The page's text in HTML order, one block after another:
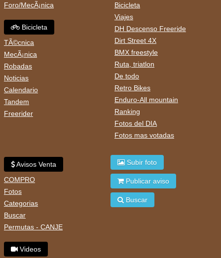
Foro/MecÃ¡nica
Bicicleta
TÃ©cnica
MecÃ¡nica
Robadas
Noticias
Calendario
Tandem
Freerider
Bicicleta
Viajes
DH Descenso Freeride
Dirt Street 4X
BMX freestyle
Ruta, triatlon
De todo
Retro Bikes
Enduro-All mountain
Ranking
Fotos del DIA
Fotos mas votadas
Avisos Venta
COMPRO
Fotos
Categorias
Buscar
Permutas - CANJE
Videos
Subir foto
Publicar aviso
Buscar